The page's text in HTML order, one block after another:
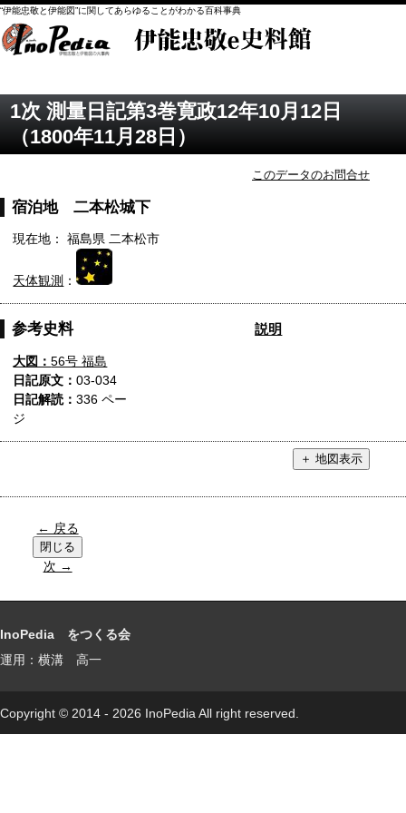
“伊能忠敬と伊能図”に関してあらゆることがわかる百科事典
1次 測量日記第3巻寛政12年10月12日
（1800年11月28日）
このデータのお問合せ
宿泊地 二本松城下
現在地： 福島県 二本松市
天体観測 ：
参考史料 説明
大図：56号 福島
日記原文：03-034
日記解読：336 ペー
ジ
← 戻る
次 →
InoPedia をつくる会
運用：横溝 高一
Copyright © 2014 - 2026 InoPedia All right reserved.